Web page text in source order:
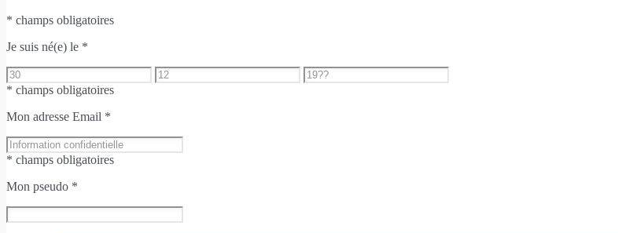
* champs obligatoires
Je suis né(e) le *
* champs obligatoires
Mon adresse Email *
* champs obligatoires
Mon pseudo *